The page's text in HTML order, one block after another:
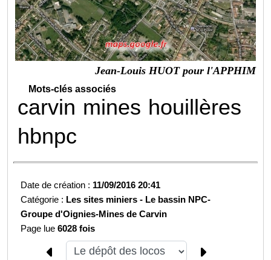
Jean-Louis HUOT pour l'APPHIM
Mots-clés associés
carvin mines houillères
hbnpc
Date de création : 11/09/2016 20:41
Catégorie : Les sites miniers - Le bassin NPC-
Groupe d'Oignies-Mines de Carvin
Page lue6028 fois